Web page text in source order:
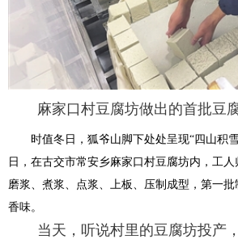
麻家口村豆腐坊做出的首批豆腐
时值冬日，狐爷山脚下处处呈现“四山积雪
日，在古交市常安乡麻家口村豆腐坊内，工人
磨浆、煮浆、点浆、上板、压制成型，第一
香味。
当天，听说村里的豆腐坊投产